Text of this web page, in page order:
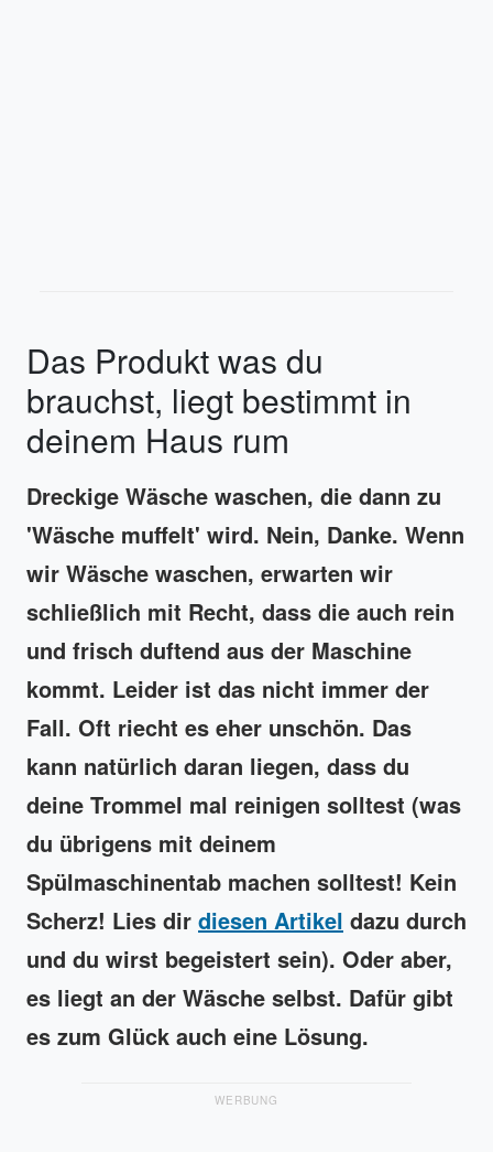
Das Produkt was du
brauchst, liegt bestimmt in
deinem Haus rum
Dreckige Wäsche waschen, die dann zu
'Wäsche muffelt' wird. Nein, Danke. Wenn
wir Wäsche waschen, erwarten wir
schließlich mit Recht, dass die auch rein
und frisch duftend aus der Maschine
kommt. Leider ist das nicht immer der
Fall. Oft riecht es eher unschön. Das
kann natürlich daran liegen, dass du
deine Trommel mal reinigen solltest (was
du übrigens mit deinem
Spülmaschinentab machen solltest! Kein
Scherz! Lies dir diesen Artikel dazu durch
und du wirst begeistert sein). Oder aber,
es liegt an der Wäsche selbst. Dafür gibt
es zum Glück auch eine Lösung.
WERBUNG